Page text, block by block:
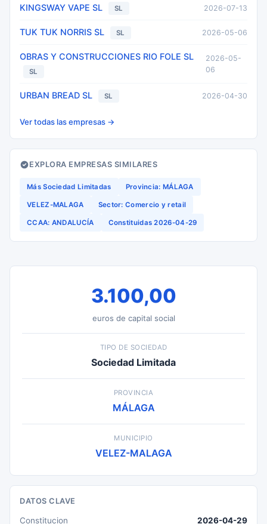
KINGSWAY VAPE SL SL 2026-07-13
TUK TUK NORRIS SL SL 2026-05-06
OBRAS Y CONSTRUCCIONES RIO FOLE SL
SL
2026-05-
06
URBAN BREAD SL SL 2026-04-30
Ver todas las empresas →
EXPLORA EMPRESAS SIMILARES
Más Sociedad Limitadas Provincia: MÁLAGA
VELEZ-MALAGA Sector: Comercio y retail
CCAA: ANDALUCÍA Constituidas 2026-04-29
3.100,00
euros de capital social
TIPO DE SOCIEDAD
Sociedad Limitada
PROVINCIA
MÁLAGA
MUNICIPIO
VELEZ-MALAGA
DATOS CLAVE
Constitucion 2026-04-29